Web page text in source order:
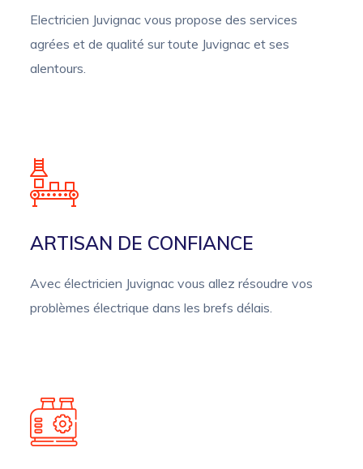
Electricien Juvignac vous propose des services
agrées et de qualité sur toute Juvignac et ses
alentours.
ARTISAN DE CONFIANCE
Avec électricien Juvignac vous allez résoudre vos
problèmes électrique dans les brefs délais.